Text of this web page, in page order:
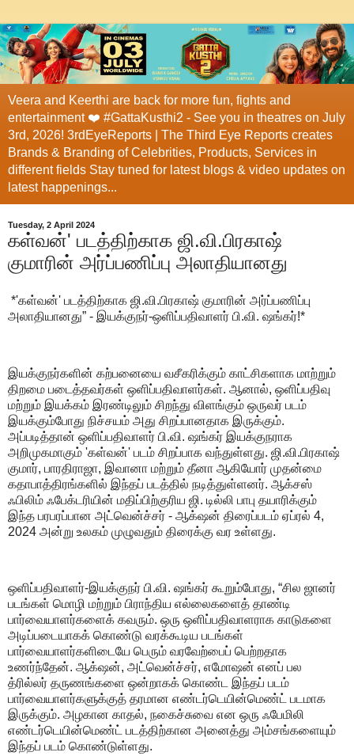
Veera and Keerthi are back for more fun, fights and
entertainment ❤️ #GattaKusthi2 - See you in theatres on July
3rd, 2026! 3rdEyeReports | The Third Eye Reports creates
Brands & Branding of Celebrities, Products, Services in
different fields Stay tuned for latest blogs & video updates on
latest happenings...
Tuesday, 2 April 2024
கள்வன்' படத்திற்காக ஜி.வி.பிரகாஷ்
குமாரின் அர்ப்பணிப்பு அலாதியானது
*'கள்வன்' படத்திற்காக ஜி.வி.பிரகாஷ் குமாரின் அர்ப்பணிப்பு
அலாதியானது” - இயக்குநர்-ஒளிப்பதிவாளர் பி.வி. ஷங்கர்!*
இயக்குநர்களின் கற்பனையை வசீகரிக்கும் காட்சிகளாக மாற்றும்
திறமை படைத்தவர்கள் ஒளிப்பதிவாளர்கள். ஆனால், ஒளிப்பதிவு
மற்றும் இயக்கம் இரண்டிலும் சிறந்து விளங்கும் ஒருவர் படம்
இயக்கும்போது நிச்சயம் அது சிறப்பானதாக இருக்கும்.
அப்படித்தான் ஒளிப்பதிவாளர் பி.வி. ஷங்கர் இயக்குநராக
அறிமுகமாகும் 'கள்வன்' படம் சிறப்பாக வந்துள்ளது. ஜி.வி.பிரகாஷ்
குமார், பாரதிராஜா, இவானா மற்றும் தீனா ஆகியோர் முதன்மை
கதாபாத்திரங்களில் இந்தப் படத்தில் நடித்துள்ளனர். ஆக்சஸ்
ஃபிலிம் ஃபேக்டரியின் மதிப்பிற்குரிய ஜி. டில்லி பாபு தயாரிக்கும்
இந்த பரபரப்பான அட்வென்ச்சர் - ஆக்‌ஷன் திரைப்படம் ஏப்ரல் 4,
2024 அன்று உலகம் முழுவதும் திரைக்கு வர உள்ளது.
ஒளிப்பதிவாளர்-இயக்குநர் பி.வி. ஷங்கர் கூறும்போது, ​​“சில ஜானர்
படங்கள் மொழி மற்றும் பிராந்திய எல்லைகளைத் தாண்டி
பார்வையாளர்களைக் கவரும். ஒரு ஒளிப்பதிவாளராக காடுகளை
அடிப்படையாகக் கொண்டு வரக்கூடிய படங்கள்
பார்வையாளர்களிடையே பெரும் வரவேற்பைப் பெற்றதாக
உணர்ந்தேன். ஆக்‌ஷன், அட்வென்ச்சர், எமோஷன் எனப் பல
த்ரில்லர் தருணங்களை ஒன்றாகக் கொண்ட இந்தப் படம்
பார்வையாளர்களுக்குத் தரமான எண்டர்டெயின்மெண்ட் படமாக
இருக்கும். அழகான காதல், நகைச்சுவை என ஒரு ஃபேமிலி
எண்டர்டெயின்மெண்ட் படத்திற்கான அனைத்து அம்சங்களையும்
இந்தப் படம் கொண்டுள்ளது.